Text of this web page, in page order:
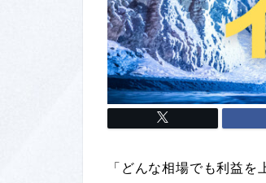
「どんな相場でも利益を